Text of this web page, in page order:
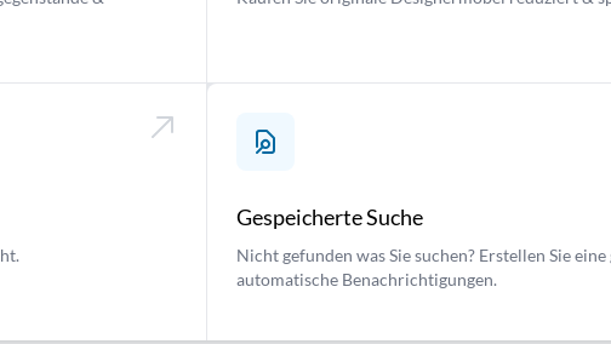
Gespeicherte Suche
Nicht gefunden was Sie suchen? Erstellen Sie
automatische Benachrichtigungen.